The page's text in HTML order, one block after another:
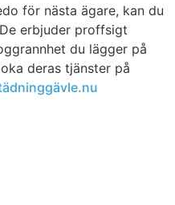
för nästa ägare, kan du
erbjuder proffsigt
du lägger på
deras tjänster på